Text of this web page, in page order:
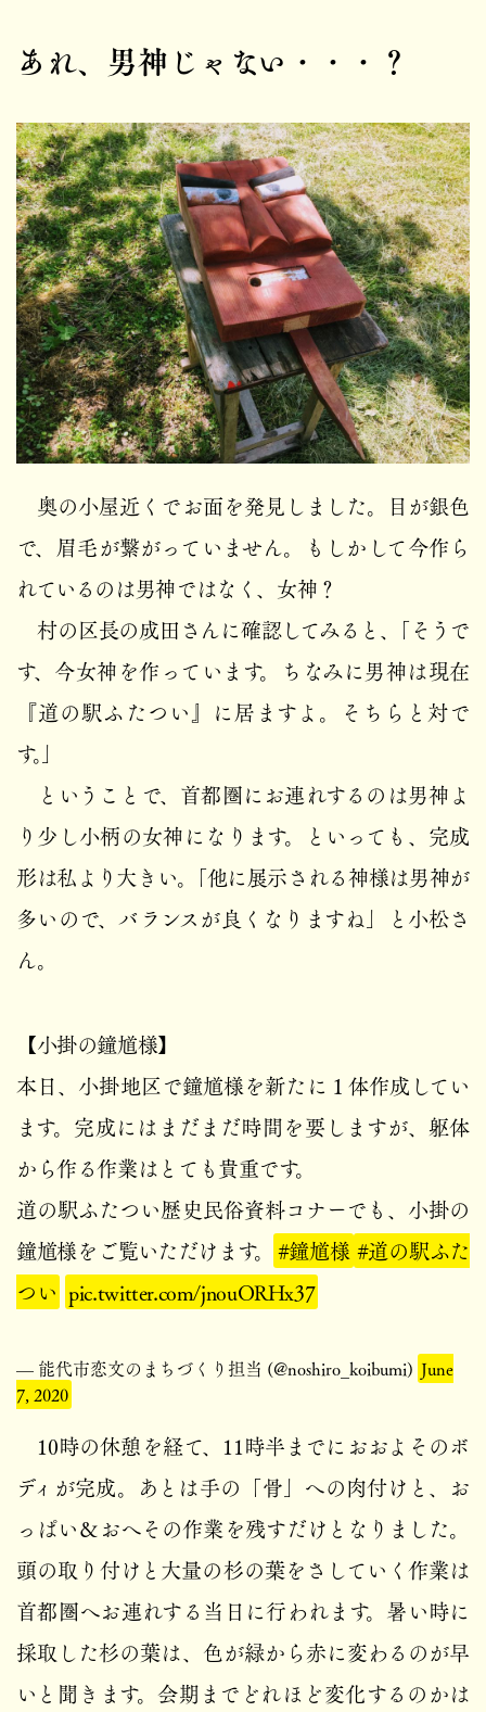
あれ、男神じゃない・・・？
奥の小屋近くでお面を発見しました。目が銀色
で、眉毛が繋がっていません。もしかして今作ら
れているのは男神ではなく、女神？
村の区長の成田さんに確認してみると、「そうで
す、今女神を作っています。ちなみに男神は現在
『道の駅ふたつい』に居ますよ。そちらと対で
す。」
ということで、首都圏にお連れするのは男神よ
り少し小柄の女神になります。といっても、完成
形は私より大きい。「他に展示される神様は男神が
多いので、バランスが良くなりますね」と小松さ
ん。
【小掛の鐘馗様】
本日、小掛地区で鐘馗様を新たに１体作成してい
ます。完成にはまだまだ時間を要しますが、躯体
から作る作業はとても貴重です。
道の駅ふたつい歴史民俗資料コナーでも、小掛の
鐘馗様をご覧いただけます。 #鐘馗様 #道の駅ふた
つい pic.twitter.com/jnouORHx37
— 能代市恋文のまちづくり担当 (@noshiro_koibumi) June
7, 2020
10時の休憩を経て、11時半までにおおよそのボ
ディが完成。あとは手の「骨」への肉付けと、お
っぱい＆おへその作業を残すだけとなりました。
頭の取り付けと大量の杉の葉をさしていく作業は
首都圏へお連れする当日に行われます。暑い時に
採取した杉の葉は、色が緑から赤に変わるのが早
いと聞きます。会期までどれほど変化するのかは